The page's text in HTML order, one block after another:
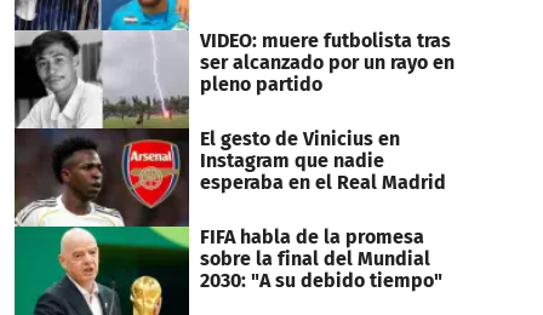
VIDEO: muere futbolista tras
ser alcanzado por un rayo en
pleno partido
El gesto de Vinicius en
Instagram que nadie
esperaba en el Real Madrid
FIFA habla de la promesa
sobre la final del Mundial
2030: "A su debido tiempo"